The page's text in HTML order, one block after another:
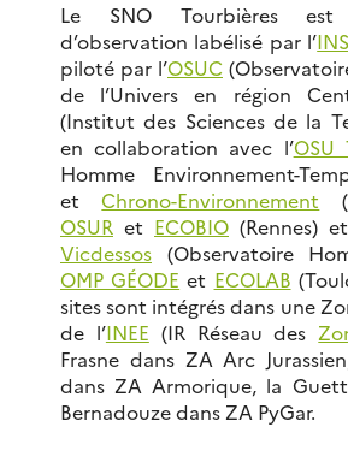
Le SNO Tourbières
d’observation labélisé par l’
piloté par l’OSUC
de l’Univers en région
(Institut des Sciences de la
en collaboration avec l’OSU
Homme Environnement-
et Chrono-Environnement
OSUR et ECOBIO (Rennes)
Vicdessos (Observatoire
OMP GÉODE et ECOLAB
sites sont intégrés dans une
de l’INEE (IR Réseau des
Frasne dans ZA Arc
dans ZA Armorique, la
Bernadouze dans ZA PyGar.